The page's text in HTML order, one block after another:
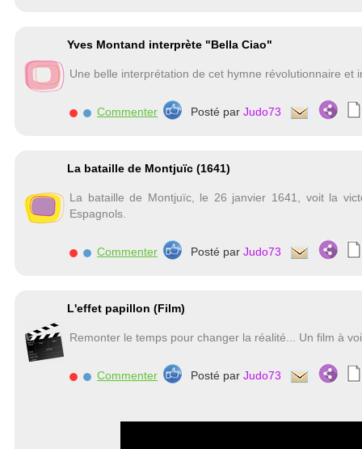
Yves Montand interprète "Bella Ciao"
Une belle interprétation de cet hymne révolutionnaire et
Commenter Posté par Judo73
La bataille de Montjuïc (1641)
La bataille de Montjuïc, le 26 janvier 1641, voit la
Espagnols.
Commenter Posté par Judo73
L'effet papillon (Film)
Remonter le temps pour changer la réalité... Un film à
Commenter Posté par Judo73